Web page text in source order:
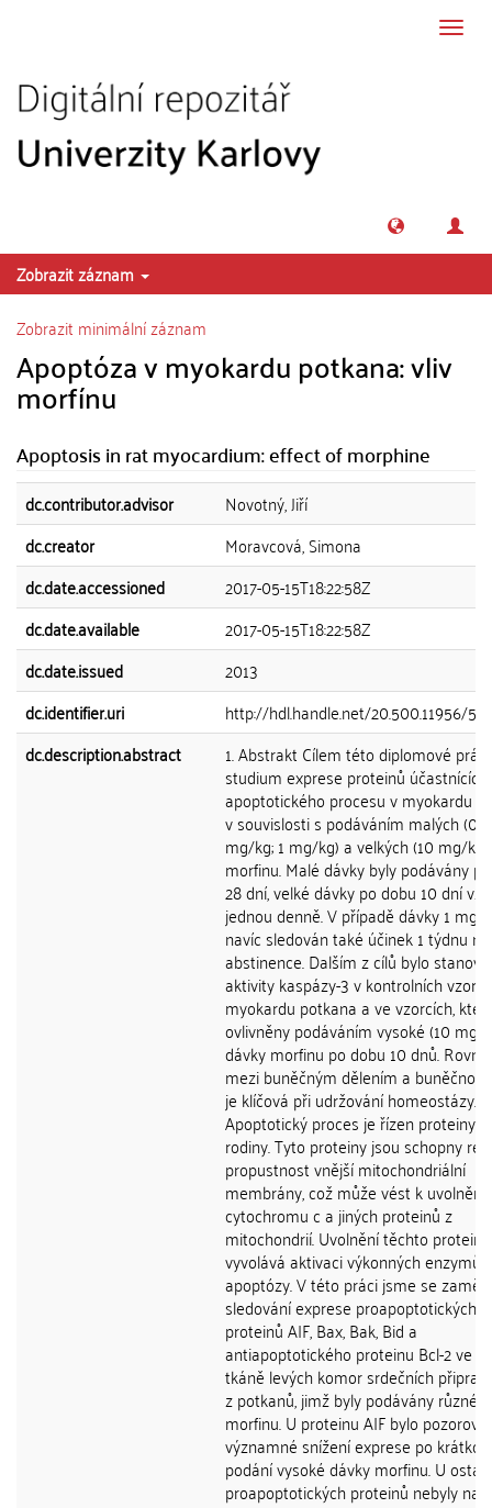
Zobrazit záznam
Zobrazit minimální záznam
Apoptóza v myokardu potkana: vliv
morfínu
Apoptosis in rat myocardium: effect of morphine
dc.contributor.advisor
Novotný, Jiří
dc.creator
Moravcová, Simona
dc.date.accessioned
2017-05-15T18:22:58Z
dc.date.available
2017-05-15T18:22:58Z
dc.date.issued
2013
dc.identifier.uri
http://hdl.handle.net/20.500.11956/
dc.description.abstract
1. Abstrakt Cílem této diplomové
studium exprese proteinů
apoptotického procesu v myokardu
v souvislosti s podáváním malých (0,1
mg/kg; 1 mg/kg) a velkých (10 mg/
morfinu. Malé dávky byly podávány
28 dní, velké dávky po dobu 10 dní
jednou denně. V případě dávky 1 mg/
navíc sledován také účinek 1 týdnu
abstinence. Dalším z cílů bylo
aktivity kaspázy-3 v kontrolních
myokardu potkana a ve vzorcích,
ovlivněny podáváním vysoké (10 mg/
dávky morfinu po dobu 10 dnů.
mezi buněčným dělením a buněčnou
je klíčová při udržování homeostázy.
Apoptotický proces je řízen proteiny z
rodiny. Tyto proteiny jsou schopny
propustnost vnější mitochondriální
membrány, což může vést k uvolnění
cytochromu c a jiných proteinů z
mitochondrií. Uvolnění těchto
vyvolává aktivaci výkonných enzymů
apoptózy. V této práci jsme se
sledování exprese proapoptotických
proteinů AIF, Bax, Bak, Bid a
antiapoptotického proteinu Bcl-2 ve
tkáně levých komor srdečních
z potkanů, jimž byly podávány různé
morfinu. U proteinu AIF bylo
významné snížení exprese po
podání vysoké dávky morfinu. U
proapoptotických proteinů nebyly